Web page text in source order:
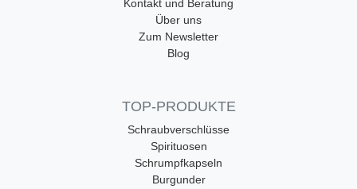
Kontakt und Beratung
Über uns
Zum Newsletter
Blog
TOP-PRODUKTE
Schraubverschlüsse
Spirituosen
Schrumpfkapseln
Burgunder